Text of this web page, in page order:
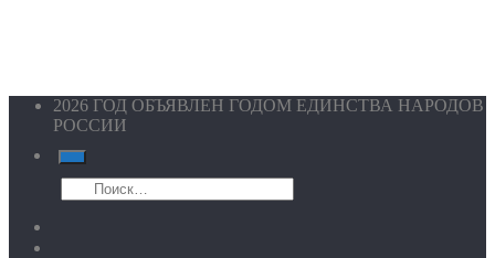
2026 ГОД ОБЪЯВЛЕН ГОДОМ ЕДИНСТВА НАРОДОВ
РОССИИ